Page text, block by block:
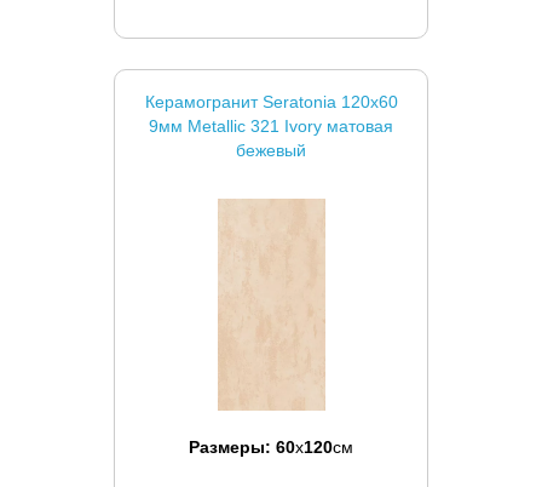
Керамогранит Seratonia 120x60
9мм Metallic 321 Ivory матовая
бежевый
Размеры: 60x120см